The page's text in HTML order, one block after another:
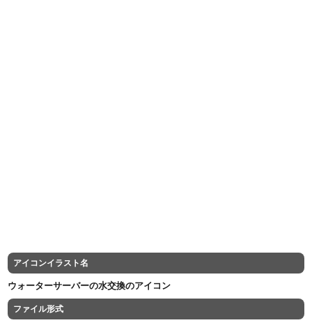
アイコンイラスト名
ウォーターサーバーの水交換のアイコン
ファイル形式